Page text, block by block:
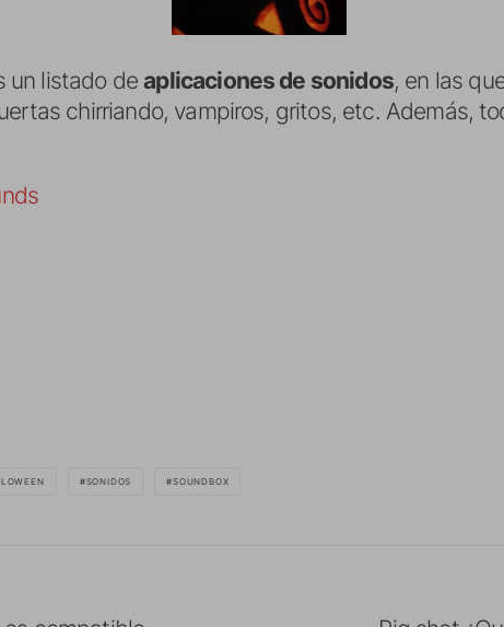
un listado deaplicaciones de sonidos, en las
chirriando, vampiros, gritos, etc. Además,
SONIDOS SOUNDBOX